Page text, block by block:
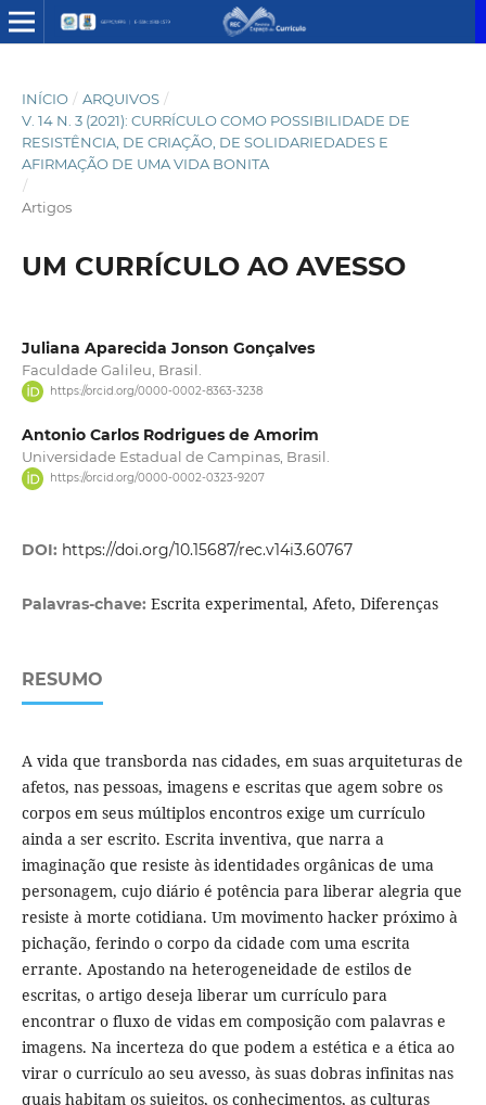
INÍCIO / ARQUIVOS /
V. 14 N. 3 (2021): CURRÍCULO COMO POSSIBILIDADE DE
RESISTÊNCIA, DE CRIAÇÃO, DE SOLIDARIEDADES E
AFIRMAÇÃO DE UMA VIDA BONITA
/
Artigos
UM CURRÍCULO AO AVESSO
Juliana Aparecida Jonson Gonçalves
Faculdade Galileu, Brasil.
https://orcid.org/0000-0002-8363-3238
Antonio Carlos Rodrigues de Amorim
Universidade Estadual de Campinas, Brasil.
https://orcid.org/0000-0002-0323-9207
DOI: https://doi.org/10.15687/rec.v14i3.60767
Palavras-chave: Escrita experimental, Afeto, Diferenças
RESUMO
A vida que transborda nas cidades, em suas arquiteturas de
afetos, nas pessoas, imagens e escritas que agem sobre os
corpos em seus múltiplos encontros exige um currículo
ainda a ser escrito. Escrita inventiva, que narra a
imaginação que resiste às identidades orgânicas de uma
personagem, cujo diário é potência para liberar alegria que
resiste à morte cotidiana. Um movimento hacker próximo à
pichação, ferindo o corpo da cidade com uma escrita
errante. Apostando na heterogeneidade de estilos de
escritas, o artigo deseja liberar um currículo para
encontrar o fluxo de vidas em composição com palavras e
imagens. Na incerteza do que podem a estética e a ética ao
virar o currículo ao seu avesso, às suas dobras infinitas nas
quais habitam os sujeitos, os conhecimentos, as culturas